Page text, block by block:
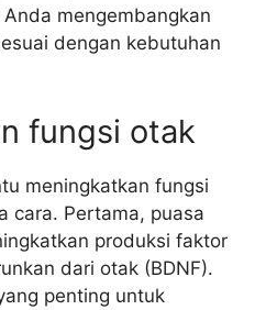
mengembangkan
dengan kebutuhan
fungsi otak
meningkatkan fungsi
cara. Pertama, puasa
produksi faktor
dari otak (BDNF).
penting untuk